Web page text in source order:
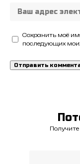
Сохранить моё
последующих